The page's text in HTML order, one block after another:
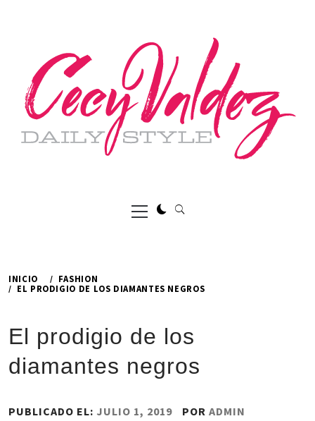
Menú
principal
INICIO
FASHION
EL PRODIGIO DE LOS DIAMANTES NEGROS
El prodigio de los
diamantes negros
PUBLICADO EL: JULIO 1, 2019 POR ADMIN